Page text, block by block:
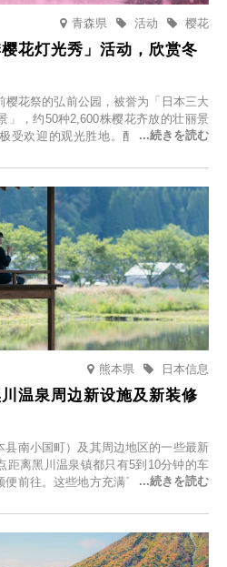
青森県 樱花
活动
花灯光秀」活动，欣赏冬
花祭的弘前公园，被誉为「日本三大
」，约50种2,600株樱花齐放的壮丽景
受欢迎的观光胜地。配合最佳观雪时
熊本県 日本信息
温泉周边新设施及新装修
县南小国町）及其周边地区的一些最新
距离黑川温泉镇都只有5到10分钟的车
前往。这些地方充满了各种魅力，包
的全新乐趣。